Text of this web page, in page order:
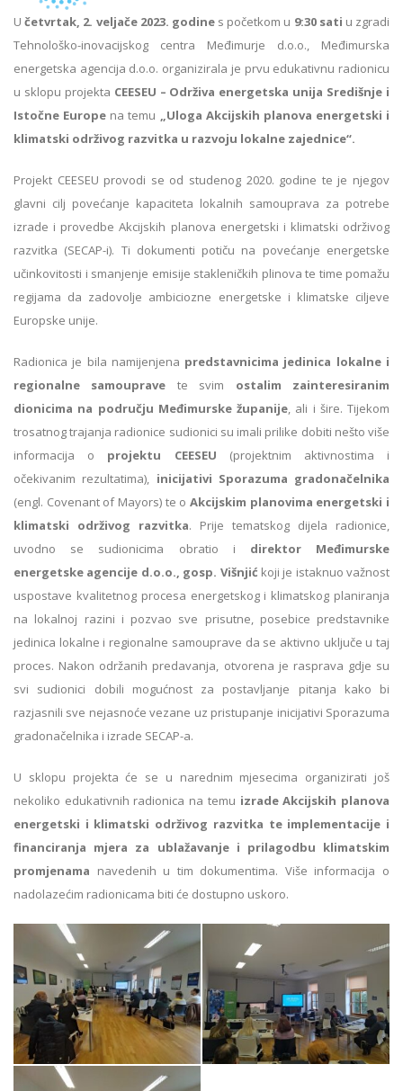
Učetvrtak, 2. veljače 2023. godines početkom u 9:30 sati u zgradi
Tehnološko-inovacijskog centra Međimurje d.o.o., Međimurska
energetska agencija d.o.o. organizirala je prvu edukativnu radionicu
u sklopu projekta CEESEU – Održiva energetska unija Središnje i
Istočne Europe na temu „Uloga Akcijskih planova energetski i
klimatski održivog razvitka u razvoju lokalne zajednice“.
Projekt CEESEU provodi se od studenog 2020. godine te je njegov
glavni cilj povećanje kapaciteta lokalnih samouprava za potrebe
izrade i provedbe Akcijskih planova energetski i klimatski održivog
razvitka (SECAP-i). Ti dokumenti potiču na povećanje energetske
učinkovitosti i smanjenje emisije stakleničkih plinova te time pomažu
regijama da zadovolje ambiciozne energetske i klimatske ciljeve
Europske unije.
Radionica je bila namijenjena predstavnicima jedinica lokalne i
regionalne samouprave te svim ostalim zainteresiranim
dionicima na području Međimurske županije, ali i šire. Tijekom
trosatnog trajanja radionice sudionici su imali prilike dobiti nešto više
informacija o projektu CEESEU (projektnim aktivnostima i
očekivanim rezultatima), inicijativi Sporazuma gradonačelnika
(engl. Covenant of Mayors) te o Akcijskim planovima energetski i
klimatski održivog razvitka. Prije tematskog dijela radionice,
uvodno se sudionicima obratio i direktor Međimurske
energetske agencije d.o.o., gosp. Višnjić koji je istaknuo važnost
uspostave kvalitetnog procesa energetskog i klimatskog planiranja
na lokalnoj razini i pozvao sve prisutne, posebice predstavnike
jedinica lokalne i regionalne samouprave da se aktivno uključe u taj
proces. Nakon održanih predavanja, otvorena je rasprava gdje su
svi sudionici dobili mogućnost za postavljanje pitanja kako bi
razjasnili sve nejasnoće vezane uz pristupanje inicijativi Sporazuma
gradonačelnika i izrade SECAP-a.
U sklopu projekta će se u narednim mjesecima organizirati još
nekoliko edukativnih radionica na temu izrade Akcijskih planova
energetski i klimatski održivog razvitka te implementacije i
financiranja mjera za ublažavanje i prilagodbu klimatskim
promjenama navedenih u tim dokumentima. Više informacija o
nadolazećim radionicama biti će dostupno uskoro.